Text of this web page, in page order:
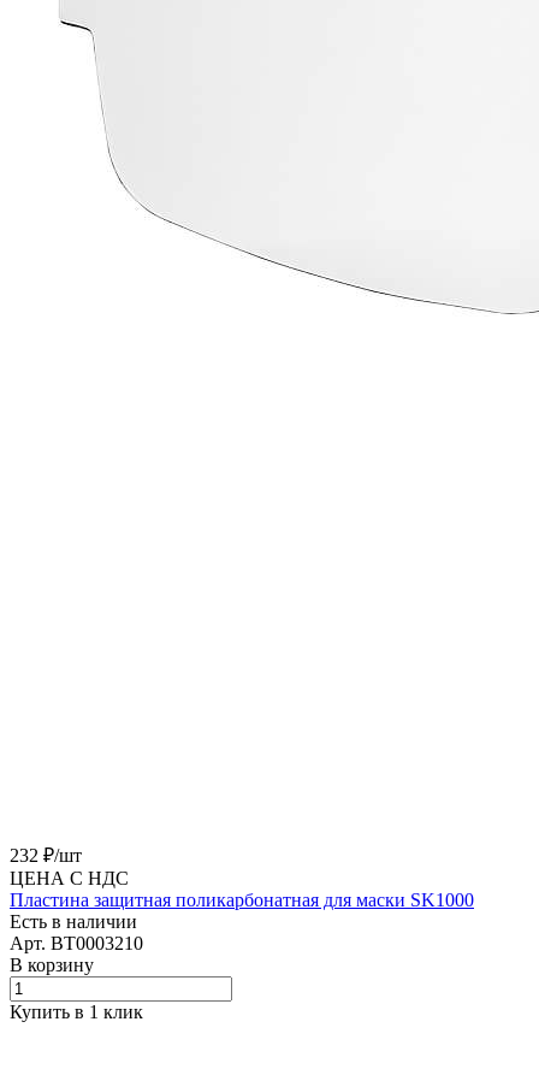
232 ₽/шт
ЦЕНА С НДС
Пластина защитная поликарбонатная для маски SK1000
Есть в наличии
Арт. BT0003210
В корзину
Купить в 1 клик